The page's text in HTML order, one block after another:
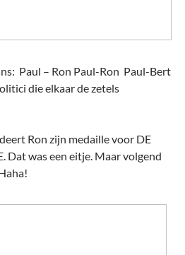
Paul – Ron Paul-Ron Paul-Bert
die elkaar de zetels
Ron zijn medaille voor DE
Dat was een eitje. Maar volgend